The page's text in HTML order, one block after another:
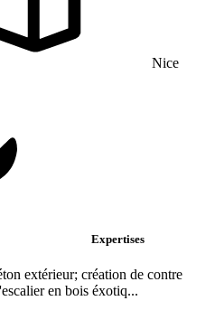
Nice
Expertises
extérieur; création de contre
en bois éxotiq...